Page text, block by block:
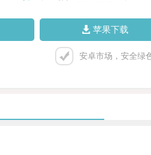
苹果下载
安卓市场，安全绿